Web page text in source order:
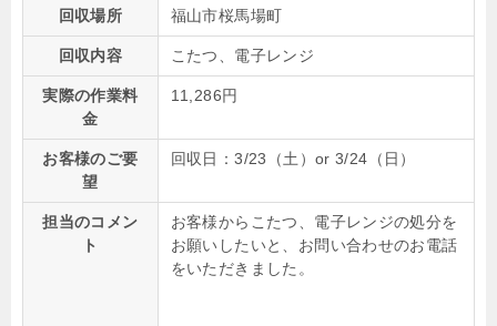
回収場所 福山市桜馬場町
回収内容 こたつ、電子レンジ
実際の作業料
金
11,286円
お客様のご要
望
回収日：3/23（土）or 3/24（日）
担当のコメン
ト
お客様からこたつ、電子レンジの処分を
お願いしたいと、お問い合わせのお電話
をいただきました。